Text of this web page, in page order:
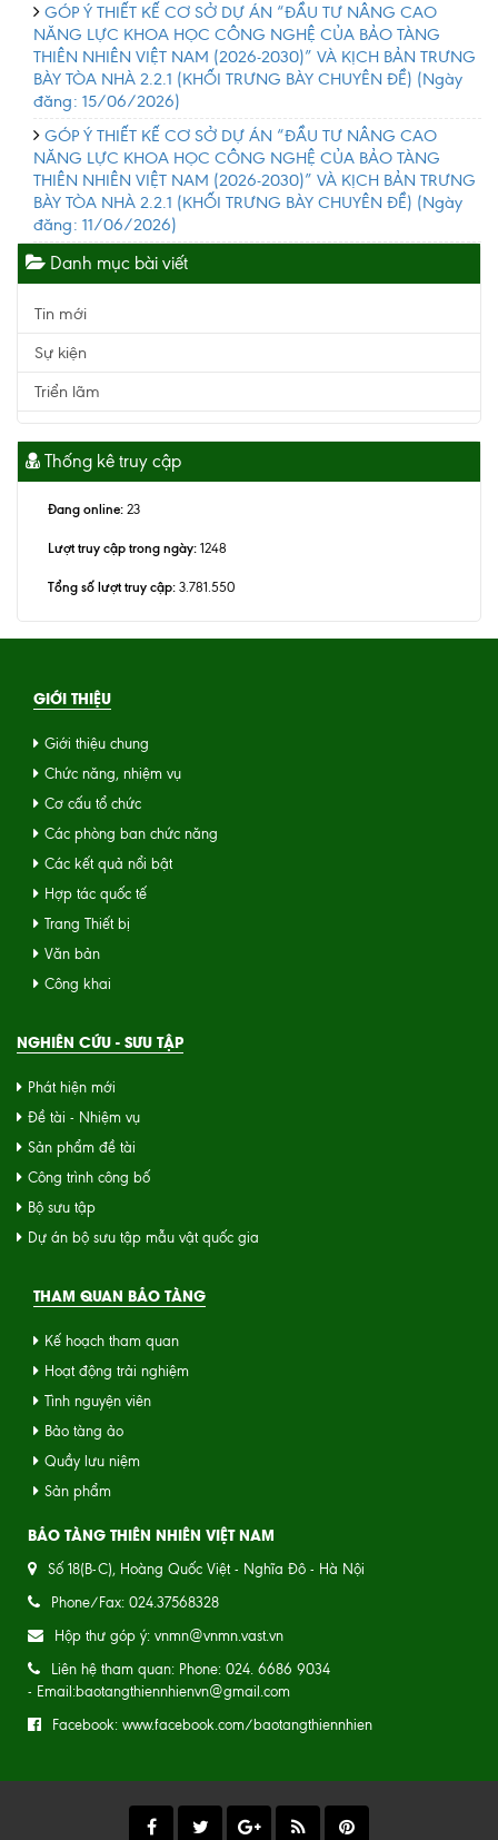
GÓP Ý THIẾT KẾ CƠ SỞ DỰ ÁN “ĐẦU TƯ NÂNG CAO
NĂNG LỰC KHOA HỌC CÔNG NGHỆ CỦA BẢO TÀNG
THIÊN NHIÊN VIỆT NAM (2026-2030)” VÀ KỊCH BẢN TRƯNG
BÀY TÒA NHÀ 2.2.1 (KHỐI TRƯNG BÀY CHUYÊN ĐỀ) (Ngày
đăng: 15/06/2026)
GÓP Ý THIẾT KẾ CƠ SỞ DỰ ÁN “ĐẦU TƯ NÂNG CAO
NĂNG LỰC KHOA HỌC CÔNG NGHỆ CỦA BẢO TÀNG
THIÊN NHIÊN VIỆT NAM (2026-2030)” VÀ KỊCH BẢN TRƯNG
BÀY TÒA NHÀ 2.2.1 (KHỐI TRƯNG BÀY CHUYÊN ĐỀ) (Ngày
đăng: 11/06/2026)
Danh mục bài viết
Tin mới
Sự kiện
Triển lãm
Thống kê truy cập
Đang online: 23
Lượt truy cập trong ngày: 1248
Tổng số lượt truy cập: 3.781.550
GIỚI THIỆU
Giới thiệu chung
Chức năng, nhiệm vụ
Cơ cấu tổ chức
Các phòng ban chức năng
Các kết quả nổi bật
Hợp tác quốc tế
Trang Thiết bị
Văn bản
Công khai
NGHIÊN CỨU - SƯU TẬP
Phát hiện mới
Đề tài - Nhiệm vụ
Sản phẩm đề tài
Công trình công bố
Bộ sưu tập
Dự án bộ sưu tập mẫu vật quốc gia
THAM QUAN BẢO TÀNG
Kế hoạch tham quan
Hoạt động trải nghiệm
Tình nguyện viên
Bảo tàng ảo
Quầy lưu niệm
Sản phẩm
BẢO TÀNG THIÊN NHIÊN VIỆT NAM
Số 18(B-C), Hoàng Quốc Việt - Nghĩa Đô - Hà Nội
Phone/Fax: 024.37568328
Hộp thư góp ý: vnmn@vnmn.vast.vn
Liên hệ tham quan: Phone: 024. 6686 9034
- Email:baotangthiennhienvn@gmail.com
Facebook: www.facebook.com/baotangthiennhien